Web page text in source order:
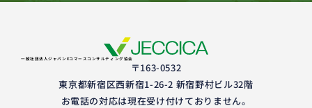
一般社団法人ジャパンEコマースコンサルティング協会
〒163-0532
東京都新宿区西新宿1-26-2 新宿野村ビル32階
お電話の対応は現在受け付けておりません。